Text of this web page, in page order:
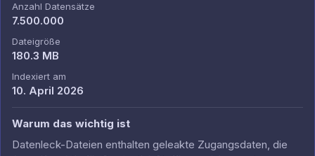
Anzahl Datensätze
7.500.000
Dateigröße
180.3 MB
Indexiert am
10. April 2026
Warum das wichtig ist
Datenleck-Dateien enthalten geleakte Zugangsdaten, die